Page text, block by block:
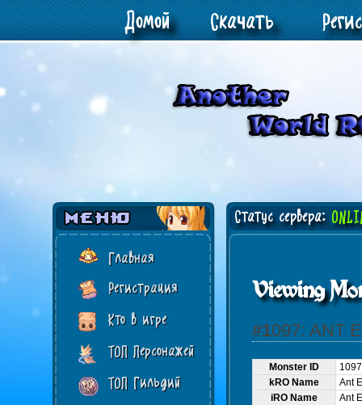
Домой Скачать
Главная
Регистрация
Кто в игре
ТОП Персонажей
ТОП Гильдий
Статус сервера:
Viewing
#1097: ANT
Monster ID
1097
kRO Name
Ant
iRO Name
Ant